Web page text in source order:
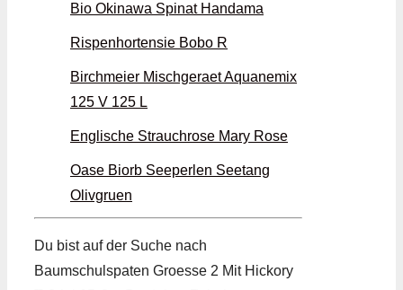
Bio Okinawa Spinat Handama
Rispenhortensie Bobo R
Birchmeier Mischgeraet Aquanemix
125 V 125 L
Englische Strauchrose Mary Rose
Oase Biorb Seeperlen Seetang
Olivgruen
Du bist auf der Suche nach
Baumschulspaten Groesse 2 Mit Hickory